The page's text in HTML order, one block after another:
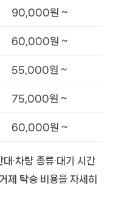
90,000원 ~
60,000원 ~
55,000원 ~
75,000원 ~
60,000원 ~
·차량 종류·대기 시간
제 탁송 비용을 자세히